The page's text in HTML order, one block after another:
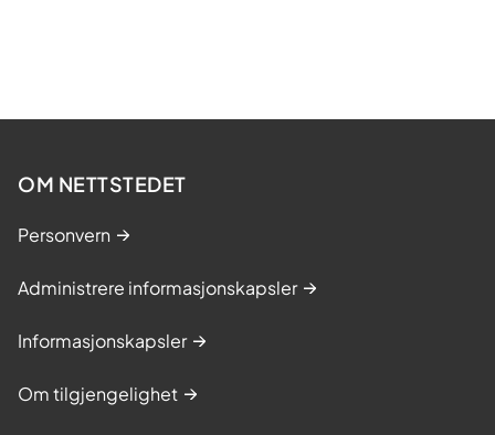
OM NETTSTEDET
Personvern
Administrere informasjonskapsler
Informasjonskapsler
Om tilgjengelighet